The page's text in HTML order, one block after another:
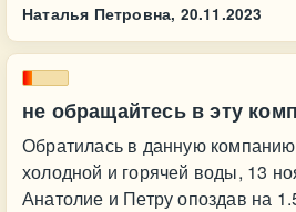
Наталья Петровна, 20.11.2023
не обращайтесь в эту
Обратилась в данную компанию
холодной и горячей воды, 13
Анатолие и Петру опоздав на